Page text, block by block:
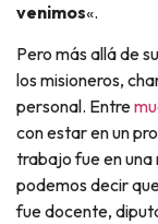
venimos«.
Pero más allá de
los misioneros,
personal. Entre
con estar en un
trabajo fue en una
podemos decir
fue docente,